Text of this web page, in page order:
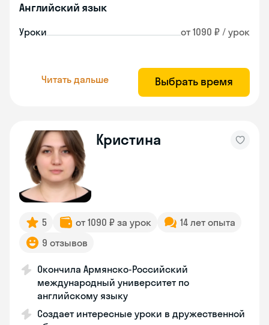
Английский язык
Уроки от 1090 ₽ / урок
Читать дальше Выбрать время
Кристина
5 от 1090 ₽ за урок
14 лет опыта
9 отзывов
Окончила Армянско-Российский
международный университет по
английскому языку
Создает интересные уроки в дружественной